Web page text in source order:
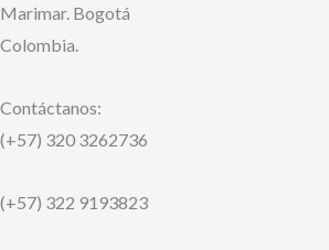
Marimar. Bogotá
Colombia.
Contáctanos:
(+57) 320 3262736
(+57) 322 9193823